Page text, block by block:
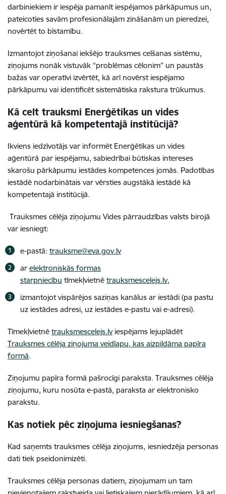
darbiniekiem ir iespēja pamanīt iespējamos pārkāpumus un,
pateicoties savām profesionālajām zināšanām un pieredzei,
novērtēt to bīstamību.
Izmantojot ziņošanai iekšējo trauksmes celšanas sistēmu,
ziņojums nonāk vistuvāk “problēmas cēlonim” un paustās
bažas var operatīvi izvērtēt, kā arī novērst iespējamo
pārkāpumu vai identificēt sistemātiska rakstura trūkumus.
Kā celt trauksmi Enerģētikas un vides
aģentūrā kā kompetentajā institūcijā?
Ikviens iedzīvotājs var informēt Enerģētikas un vides
aģentūrā par iespējamu, sabiedrībai būtiskas intereses
skarošu pārkāpumu iestādes kompetences jomās. Padotības
iestādē nodarbinātais var vērsties augstākā iestādē kā
kompetentajā institūcijā.
Trauksmes cēlēja ziņojumu Vides pārraudzības valsts birojā
var iesniegt:
e-pastā: trauksme@eva.gov.lv
ar elektroniskās formas
starpniecību tīmekļvietnē trauksmescelejs.lv,
izmantojot vispārējos saziņas kanālus ar iestādi (pa pastu
uz iestādes adresi, uz iestādes e-pastu vai e-adresi).
Tīmekļvietnē trauksmescelejs.lv iespējams lejuplādēt
Trauksmes cēlēja ziņojuma veidlapu, kas aizpildāma papīra
formā.
Ziņojumu papīra formā pašrocīgi paraksta. Trauksmes cēlēja
ziņojumu, kuru nosūta e-pastā, paraksta ar elektronisko
parakstu.
Kas notiek pēc ziņojuma iesniegšanas?
Kad saņemts trauksmes cēlēja ziņojums, iesniedzēja personas
dati tiek pseidonimizēti.
Trauksmes cēlēja personas datiem, ziņojumam un tam